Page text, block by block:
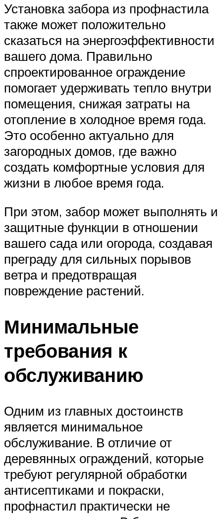
Установка забора из профнастила
также может положительно
сказаться на энергоэффективности
вашего дома. Правильно
спроектированное ограждение
помогает удерживать тепло внутри
помещения, снижая затраты на
отопление в холодное время года.
Это особенно актуально для
загородных домов, где важно
создать комфортные условия для
жизни в любое время года.
При этом, забор может выполнять и
защитные функции в отношении
вашего сада или огорода, создавая
преграду для сильных порывов
ветра и предотвращая
повреждение растений.
Минимальные
требования к
обслуживанию
Одним из главных достоинств
является минимальное
обслуживание. В отличие от
деревянных ограждений, которые
требуют регулярной обработки
антисептиками и покраски,
профнастил практически не